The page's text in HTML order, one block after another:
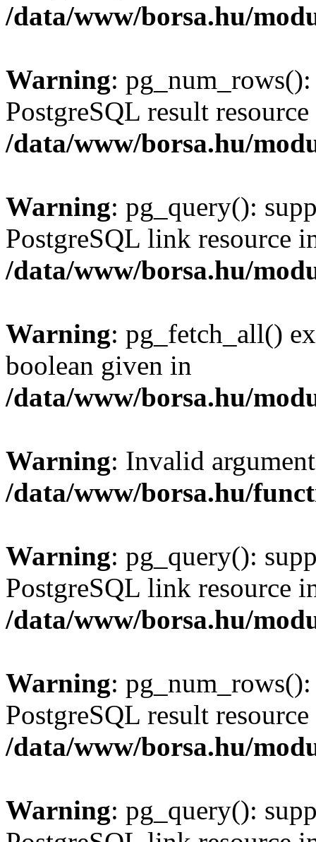
/data/www/borsa.hu/
Warning:
PostgreSQL result
/data/www/borsa.hu/
Warning: pg_query():
PostgreSQL link resource
/data/www/borsa.hu/
Warning: pg_fetch_all()
boolean given in
/data/www/borsa.hu/
Warning: Invalid
/data/www/borsa.hu/
Warning: pg_query():
PostgreSQL link resource
/data/www/borsa.hu/
Warning:
PostgreSQL result
/data/www/borsa.hu/
Warning: pg_query():